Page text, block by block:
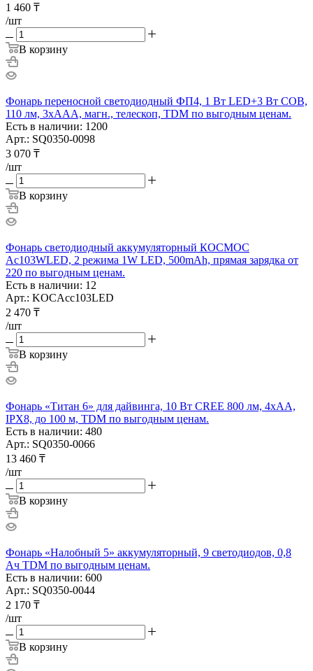
1 460 ₸
/шт
В корзину
Фонарь переносной светодиодный ФП4, 1 Вт LED+3 Вт COB,
110 лм, 3хААА, магн., телескоп, TDM по выгодным ценам.
Есть в наличии: 1200
Арт.: SQ0350-0098
3 070 ₸
/шт
В корзину
Фонарь светодиодный аккумуляторный КОСМОС
Ac103WLED, 2 режима 1W LED, 500mAh, прямая зарядка от
220 по выгодным ценам.
Есть в наличии: 12
Арт.: KOCAcc103LED
2 470 ₸
/шт
В корзину
Фонарь «Титан 6» для дайвинга, 10 Вт CREE 800 лм, 4хАА,
IPX8, до 100 м, TDM по выгодным ценам.
Есть в наличии: 480
Арт.: SQ0350-0066
13 460 ₸
/шт
В корзину
Фонарь «Налобный 5» аккумуляторный, 9 светодиодов, 0,8
Ач TDM по выгодным ценам.
Есть в наличии: 600
Арт.: SQ0350-0044
2 170 ₸
/шт
В корзину